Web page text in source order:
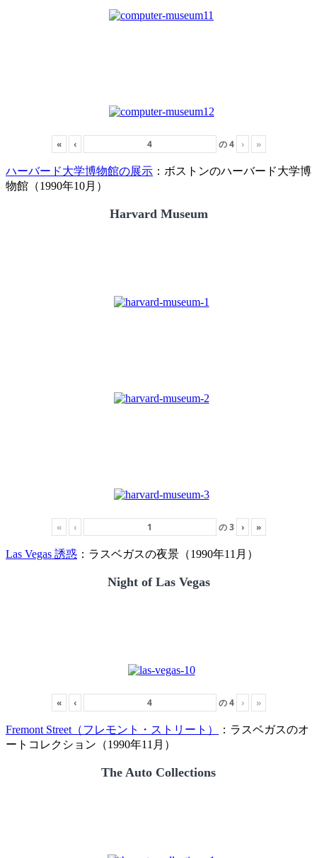
« ‹ の4 › »
ハーバード大学博物館の展示 ：ボストンのハーバード大学博
物館（1990年10月）
Harvard Museum
« ‹ の3 › »
Las Vegas 誘惑 ：ラスベガスの夜景（1990年11月）
Night of Las Vegas
« ‹ の4 › »
Fremont Street（フレモント・ストリート）
：ラスベガスのオ
ートコレクション（1990年11月）
The Auto Collections